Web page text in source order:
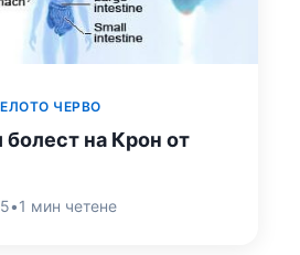
ЧЕРВО
на Крон от
•1 мин четене